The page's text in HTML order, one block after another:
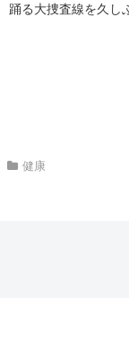
踊る大捜査線を久し
健康